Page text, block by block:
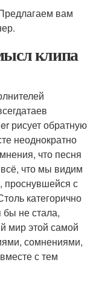
вам
клипа
рисует обратную
неоднократно
что песня
что мы видим
проснувшейся с
категорично
не стала,
мир этой самой
сомнениями,
с тем